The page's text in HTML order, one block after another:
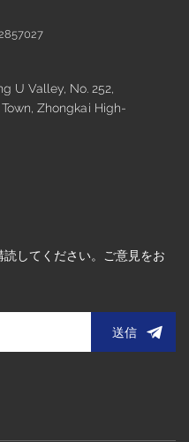
自由度を提供します。 例
ルサイズと視認性の完璧
ィックLCDディスプレイ
どの狭いスペースでデー
供します。 弊社で
ーションに最適です。こ
アイコン、またはバック
は、標準モデルにとど
にも対応しています。 *
統合（抵抗膜式または静電
下でも読み取り可能なオ
で日光下でも判読可能な
工場自動化用の安定した
U Valley, No. 252,
Zhongkai High-
してください。ご意見をお
送信